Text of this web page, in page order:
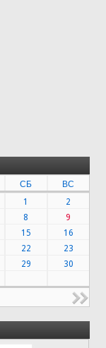
СБ
ВС
1
2
8
9
15
16
22
23
29
30